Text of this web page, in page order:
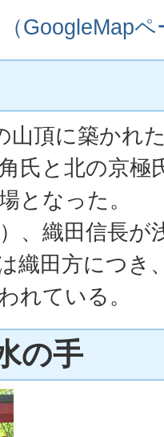
GoogleMapペ
山頂に築かれ
氏と北の京極
となった。
、織田信長が
織田方につき
れている。
の手